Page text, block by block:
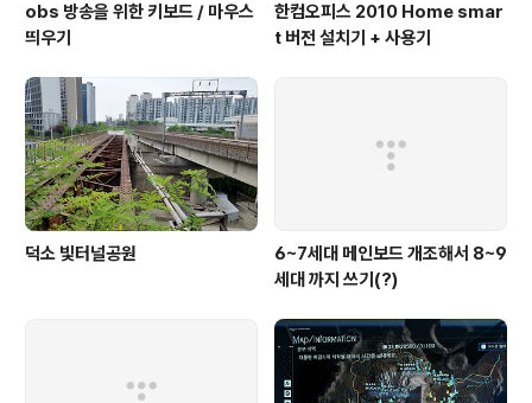
obs 방송을 위한 키보드 / 마우스
띄우기
한컴오피스 2010 Home smar
t 버전 설치기 + 사용기
덕소 빛터널공원
6~7세대 메인보드 개조해서 8~9
세대 까지 쓰기(?)